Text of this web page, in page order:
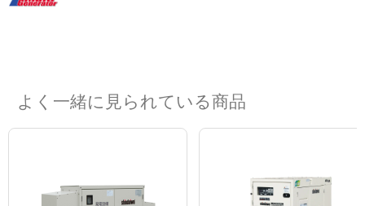
よく一緒に見られている商品